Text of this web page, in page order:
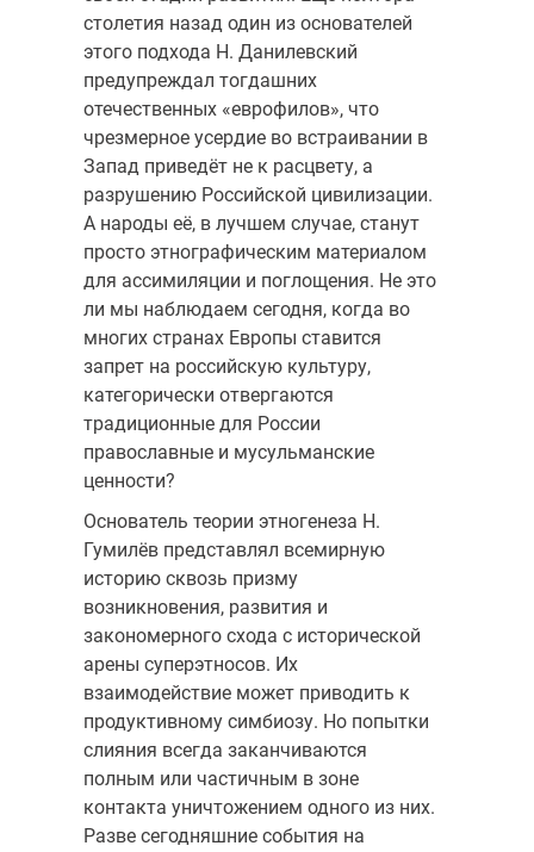
столетия назад один из основателей
этого подхода Н. Данилевский
предупреждал тогдашних
отечественных «еврофилов», что
чрезмерное усердие во встраивании в
Запад приведёт не к расцвету, а
разрушению Российской цивилизации.
А народы её, в лучшем случае, станут
просто этнографическим материалом
для ассимиляции и поглощения. Не это
ли мы наблюдаем сегодня, когда во
многих странах Европы ставится
запрет на российскую культуру,
категорически отвергаются
традиционные для России
православные и мусульманские
ценности?
Основатель теории этногенеза Н.
Гумилёв представлял всемирную
историю сквозь призму
возникновения, развития и
закономерного схода с исторической
арены суперэтносов. Их
взаимодействие может приводить к
продуктивному симбиозу. Но попытки
слияния всегда заканчиваются
полным или частичным в зоне
контакта уничтожением одного из них.
Разве сегодняшние события на